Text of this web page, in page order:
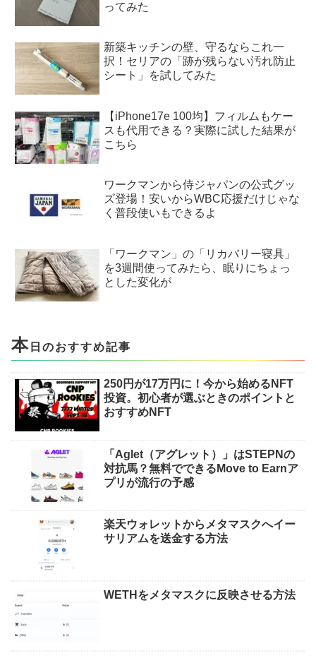
ってみた
新築キッチンの壁、守るならこれ一
択！セリアの「跡が残らない汚れ防止
シート」を試してみた
【iPhone17e 100均】フィルムもケー
スも代用できる？実際に試した結果が
こちら
ワークマンから侍ジャパンの公式グッ
ズ登場！安いからWBC応援だけじゃな
く普段使いもできるよ
「ワークマン」の「リカバリー寝具」
を3週間使ってみたら、眠りにちょっ
とした変化が
本 日のおすすめ記事
250円が17万円に！今から始めるNFT
投資。初心者が選ぶときのポイントと
おすすめNFT
「Aglet（アグレット）」はSTEPNの
対抗馬？無料でできるMove to Earnア
プリが流行の予感
楽天ウォレットからメタマスクへイー
サリアムを送金する方法
WETHをメタマスクに反映させる方法